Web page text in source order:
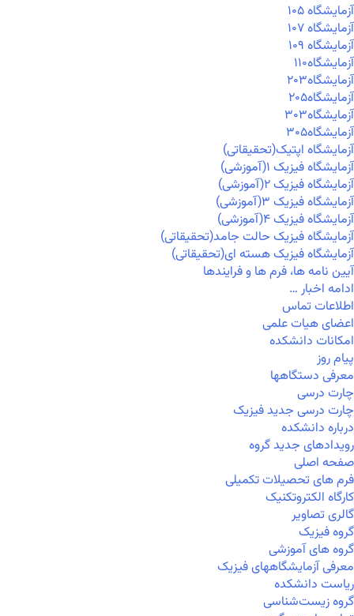
آزمايشگاه ۱۰۵
آزمايشگاه ۱۰۷
آزمايشگاه ۱۰۹
آزمايشگاه۱۱۰
آزمايشگاه۲۰۳
آزمايشگاه۲۰۵
آزمايشگاه۳۰۳
آزمايشگاه۳۰۵
آزمایشگاه اپتیک(تحقیقاتی)
آزمایشگاه فیزیک ۱(آموزشی)
آزمایشگاه فیزیک ۲(آموزشی)
آزمایشگاه فیزیک ۳(آموزشی)
آزمایشگاه فیزیک ۴(آموزشی)
آزمایشگاه فیزیک حالت جامد(تحقیقاتی)
آزمایشگاه فیزیک هسته ای(تحقیقاتی)
آیین نامه ها، فرم ها و فرایندها
ادامه اخبار …
اطلاعات تماس
اعضای هیات علمی
امکانات دانشکده
پیام روز
معرفی دستگاهها
چارت درسی
چارت درسی جدید فیزیک
درباره دانشکده
رویدادهای جدید گروه
صفحه اصلی
فرم های تحصیلات تکمیلی
کارگاه الکتروتکنیک
گالری تصاویر
گروه فیزیک
گروه های آموزشی
معرفی آزمایشگاههای فیزیک
ریاست دانشکده
گروه زیست‌شناسی